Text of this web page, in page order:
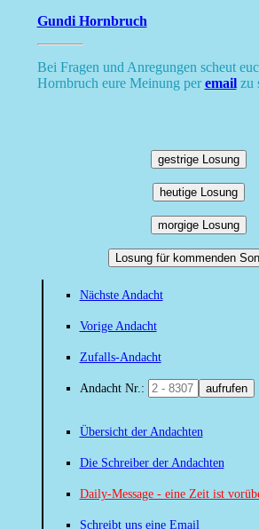
Gundi Hornbruch
Bei Fragen und Anregungen scheut
Hornbruch eure Meinung peremailzu
gestrige Losung
heutige Losung
morgige Losung
Losung für kommenden
Nächste Andacht
Vorige Andacht
Zufalls-Andacht
Andacht Nr.: aufrufen
Übersicht der Andachten
Die Schreiber der Andachten
Daily-Message - eine Zeit ist
Schreibt uns eine Email